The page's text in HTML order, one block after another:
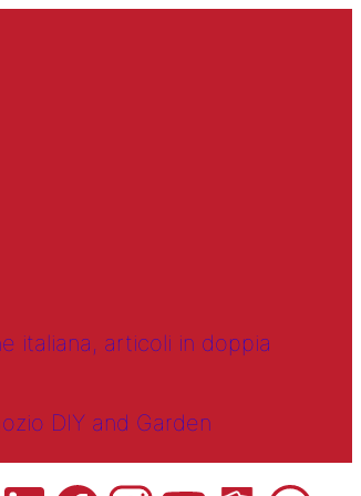
italiana, articoli in doppia
DIY and Garden